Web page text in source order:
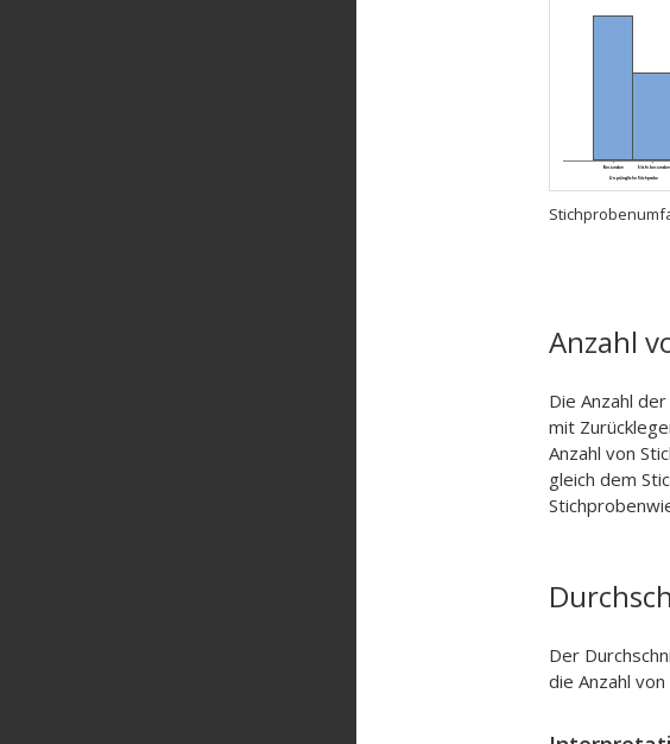
Anzahl
Die Anzahl
mit
Anzahl von
gleich dem
Der
die Anzahl